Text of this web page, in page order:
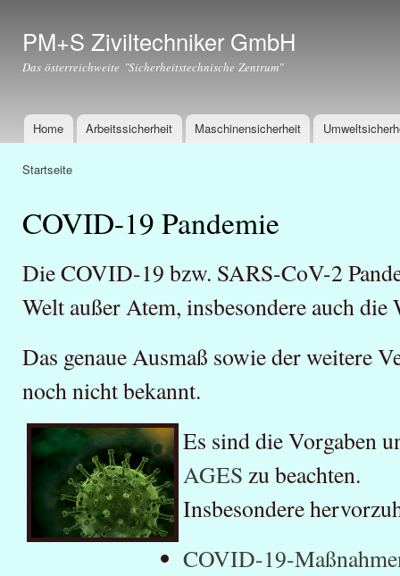
PM+S Ziviltechniker GmbH
Das österreichweite "Sicherheitstechnische Zentrum"
Hauptmenü
Home Arbeitssicherheit Maschinensicherheit
Startseite
COVID-19 Pandemie
Die COVID-19 bzw. SARS-CoV-2
Welt außer Atem, insbesondere auch
Das genaue Ausmaß sowie der weitere
noch nicht bekannt.
Es sind die Vorgaben
AGES zu beachten.
Insbesondere
COVID-19-